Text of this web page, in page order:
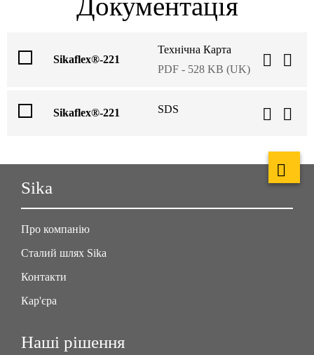
Sikaflex®-221
Технічна Карта
PDF - 528 KB (UK)
Sikaflex®-221 SDS
Sika
Про компанію
Сталий шлях Sika
Контакти
Кар'єра
Наші рішення